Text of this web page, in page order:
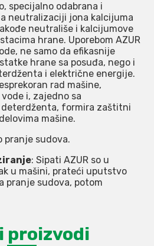
specijalno odabrana i
neutralizaciji jona kalcijuma
neutrališe i kalcijumove
hrane. Uporebom AZUR
ne samo da efikasnije
hrane sa posuđa, nego i
i električne energije.
rad mašine,
i, zajedno sa
deterdženta, formira zaštitni
mašine.
pranje sudova.
: Sipati AZUR so u
u mašini, prateći uputstvo
pranje sudova, potom
proizvodi